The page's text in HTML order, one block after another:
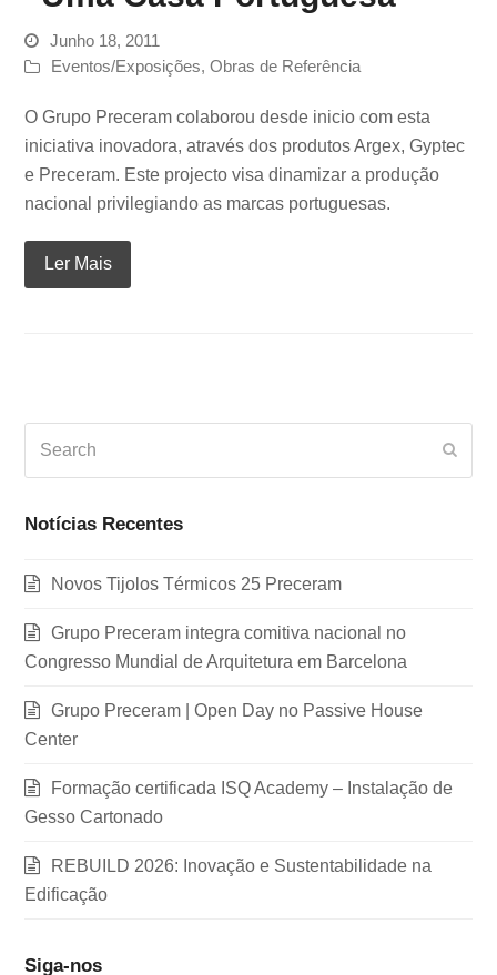
Junho 18, 2011
Eventos/Exposições,Obras de Referência
O Grupo Preceram colaborou desde inicio com esta
iniciativa inovadora, através dos produtos Argex, Gyptec
e Preceram. Este projecto visa dinamizar a produção
nacional privilegiando as marcas portuguesas.
Ler Mais
Notícias Recentes
Novos Tijolos Térmicos 25 Preceram
Grupo Preceram integra comitiva nacional no
Congresso Mundial de Arquitetura em Barcelona
Grupo Preceram | Open Day no Passive House
Center
Formação certificada ISQ Academy – Instalação de
Gesso Cartonado
REBUILD 2026: Inovação e Sustentabilidade na
Edificação
Siga-nos